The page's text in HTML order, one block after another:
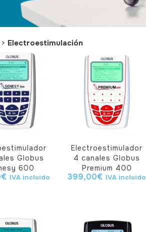
Electroestimulación
Globus
600
€ IVA incluido
Electroestimulador
4 canales Globus
Premium 400
399,00€ IVA incluido